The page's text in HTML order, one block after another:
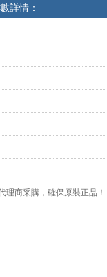
詳情：
商采購，確保原裝正品！